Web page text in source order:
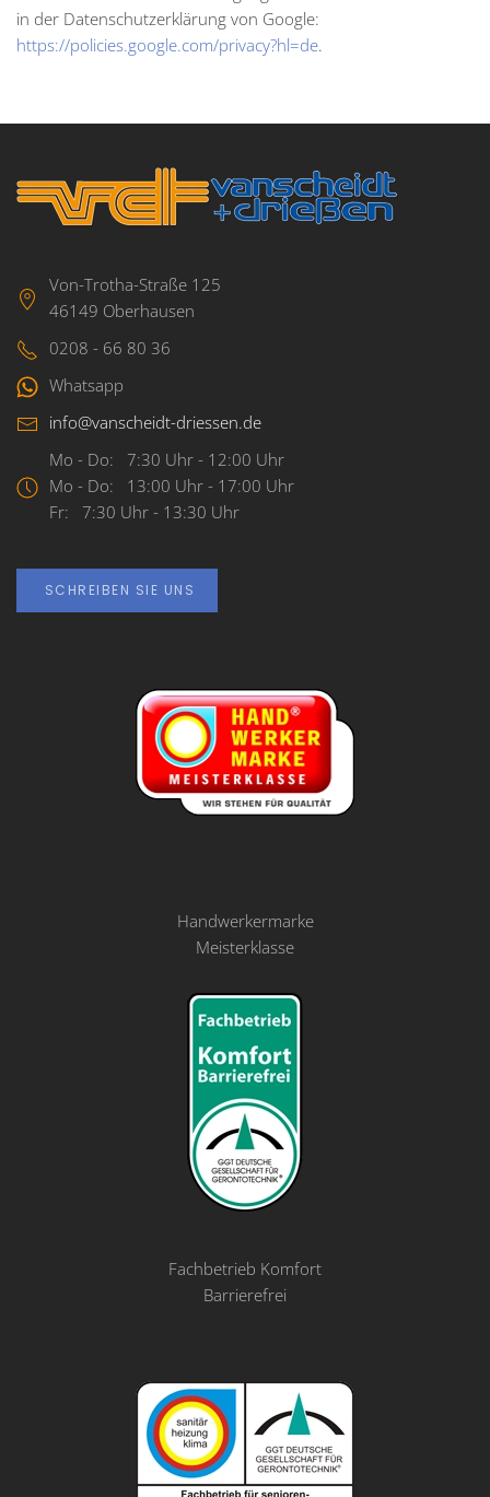
in der Datenschutzerklärung von Google:
https://policies.google.com/privacy?hl=de.
Von-Trotha-Straße 125
46149 Oberhausen
0208 - 66 80 36
Whatsapp
info@vanscheidt-driessen.de
Mo - Do: 7:30 Uhr - 12:00 Uhr
Mo - Do: 13:00 Uhr - 17:00 Uhr
Fr: 7:30 Uhr - 13:30 Uhr
SCHREIBEN SIE UNS
Handwerkermarke
Meisterklasse
Fachbetrieb Komfort
Barrierefrei